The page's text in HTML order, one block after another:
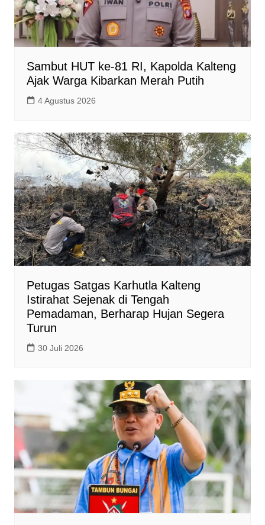
Sambut HUT ke-81 RI, Kapolda Kalteng
Ajak Warga Kibarkan Merah Putih
4 Agustus 2026
Petugas Satgas Karhutla Kalteng
Istirahat Sejenak di Tengah
Pemadaman, Berharap Hujan Segera
Turun
30 Juli 2026